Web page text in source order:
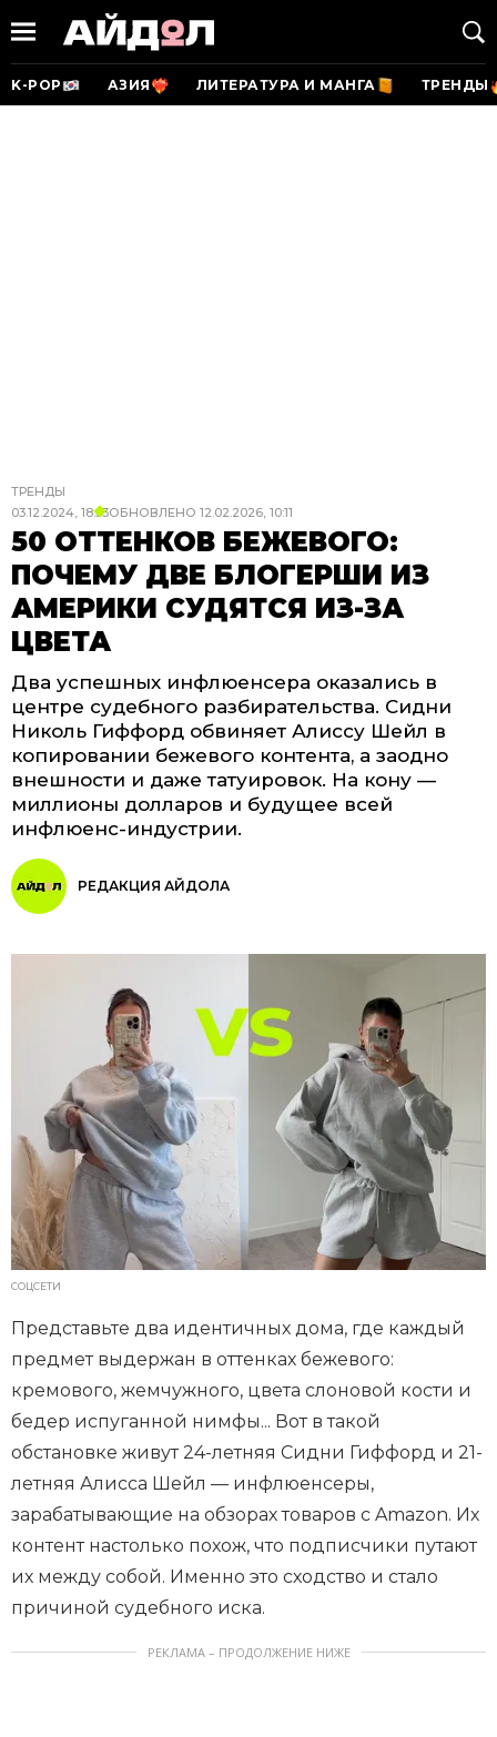
K-POP АЗИЯ ЛИТЕРАТУРА И МАНГА ТРЕНДЫ
ТРЕНДЫ
03.12.2024, 18:53ОБНОВЛЕНО 12.02.2026, 10:11
50 ОТТЕНКОВ БЕЖЕВОГО:
ПОЧЕМУ ДВЕ БЛОГЕРШИ ИЗ
АМЕРИКИ СУДЯТСЯ ИЗ-ЗА
ЦВЕТА
Два успешных инфлюенсера оказались в
центре судебного разбирательства. Сидни
Николь Гиффорд обвиняет Алиссу Шейл в
копировании бежевого контента, а заодно
внешности и даже татуировок. На кону —
миллионы долларов и будущее всей
инфлюенс-индустрии.
РЕДАКЦИЯ АЙДОЛА
СОЦСЕТИ
Представьте два идентичных дома, где каждый
предмет выдержан в оттенках бежевого:
кремового, жемчужного, цвета слоновой кости и
бедер испуганной нимфы... Вот в такой
обстановке живут 24-летняя Сидни Гиффорд и 21-
летняя Алисса Шейл — инфлюенсеры,
зарабатывающие на обзорах товаров с Amazon. Их
контент настолько похож, что подписчики путают
их между собой. Именно это сходство и стало
причиной судебного иска.
РЕКЛАМА – ПРОДОЛЖЕНИЕ НИЖЕ